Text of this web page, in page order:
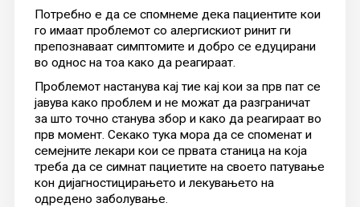
Потребно е да се спомнеме дека пациентите кои
го имаат проблемот со алергискиот ринит ги
препознаваат симптомите и добро се едуцирани
во однос на тоа како да реагираат.
Проблемот настанува кај тие кај кои за прв пат се
јавува како проблем и не можат да разграничат
за што точно станува збор и како да реагираат во
прв момент. Секако тука мора да се споменат и
семејните лекари кои се првата станица на која
треба да се симнат пациетите на своето патување
кон дијагностицирањето и лекувањето на
одредено заболување.